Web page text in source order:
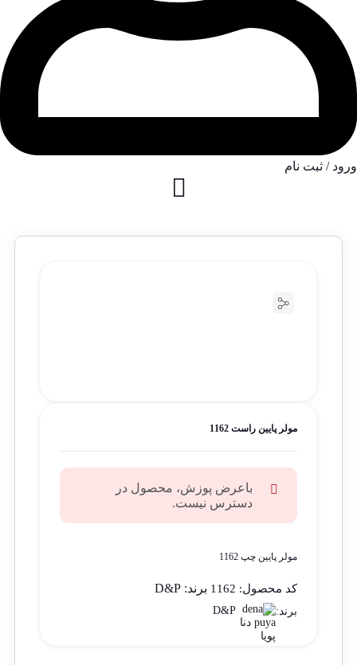
ورود / ثبت نام
مولر پایین راست 1162
باعرض پوزش، محصول در
دسترس نیست.
مولر پایین چپ 1162
کد محصول: 1162 برند: D&P
برند: D&P